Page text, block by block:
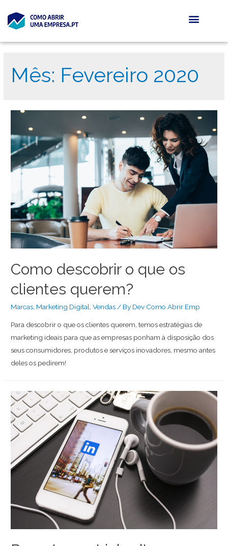
Mês: Fevereiro 2020
Como descobrir o que os
clientes querem?
Marcas Marketing Digital ,Vendas / By Dev Como Abrir Emp
Para descobrir o que os clientes querem, temos estratégias de
marketing ideais para que as empresas ponham à disposição dos
seus consumidores, produtos e serviços inovadores, mesmo antes
deles os pedirem!